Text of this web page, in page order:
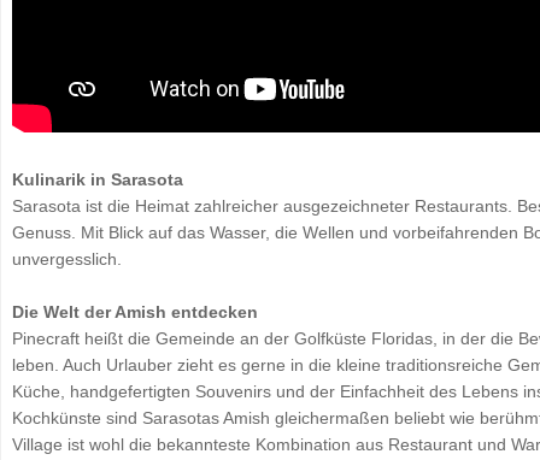
Kulinarik in Sarasota
Sarasota ist die Heimat zahlreicher ausgezeichneter Restaurants.
Genuss. Mit Blick auf das Wasser, die Wellen und vorbeifahrenden
unvergesslich.
Die Welt der Amish entdecken
Pinecraft heißt die Gemeinde an der Golfküste Floridas, in der die
leben. Auch Urlauber zieht es gerne in die kleine traditionsreiche
Küche, handgefertigten Souvenirs und der Einfachheit des Lebens
Kochkünste sind Sarasotas Amish gleichermaßen beliebt wie
Village ist wohl die bekannteste Kombination aus Restaurant und